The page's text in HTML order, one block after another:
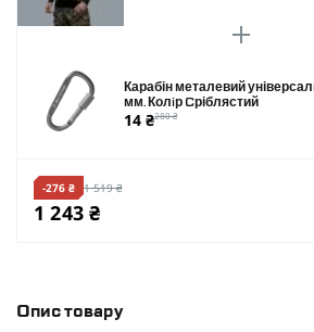
Опис товару
Карабін металевий
мм. Колiр Cріблястий
14 ₴280 ₴
-276 ₴ 1 519 ₴
1 243 ₴